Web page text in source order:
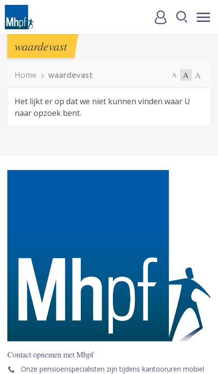
waardevast
Home waardevast A A A
Het lijkt er op dat we niet kunnen vinden waar U
naar opzoek bent.
Contact opnemen met Mhpf
Onze pensioenspecialisten zijn tijdens kantooruren mobiel